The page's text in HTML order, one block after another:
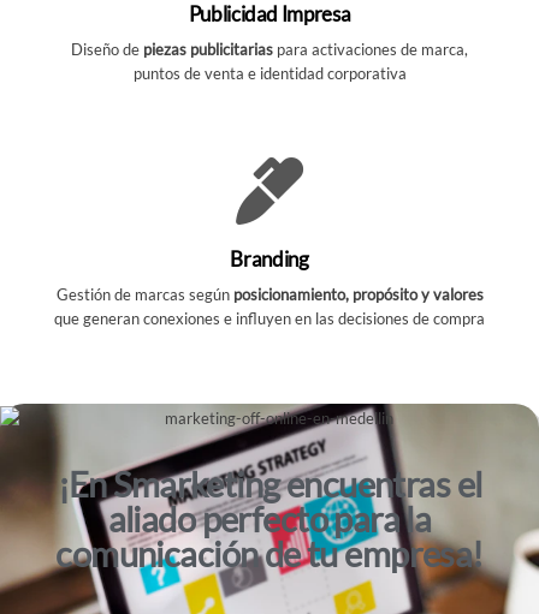
Publicidad Impresa
Diseño de piezas publicitarias para activaciones de marca,
puntos de venta e identidad corporativa
Branding
Gestión de marcas según posicionamiento, propósito y valores
que generan conexiones e influyen en las decisiones de compra
¡En Smarketing encuentras el
aliado perfecto para la
comunicación de tu empresa!